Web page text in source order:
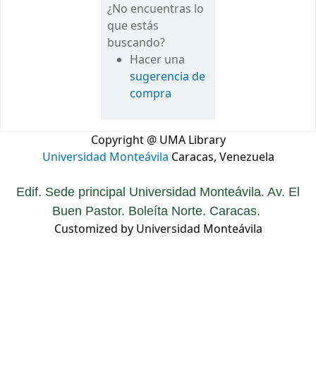
¿No encuentras lo
que estás
buscando?
Hacer una
sugerencia de
compra
Copyright @ UMA Library
Universidad Monteávila Caracas, Venezuela
Edif. Sede principal Universidad Monteávila. Av. El
Buen Pastor. Boleíta Norte. Caracas.
Customized by Universidad Monteávila